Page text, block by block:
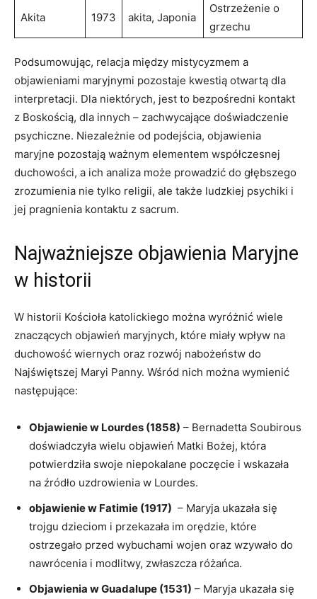
Akita 1973 akita, Japonia
Ostrzeżenie‍ o
⁤grzechu
Podsumowując,‌ relacja między mistycyzmem a
objawieniami maryjnymi⁢ pozostaje kwestią otwartą dla
interpretacji. ‍Dla niektórych,‌ jest to bezpośredni kontakt ​
z Boskością,‌ dla innych – zachwycające doświadczenie‌
psychiczne. Niezależnie od podejścia, objawienia ​
maryjne pozostają ważnym elementem współczesnej
duchowości, a ich analiza może prowadzić ‍do​ głębszego
zrozumienia nie tylko religii, ale także ludzkiej ⁢psychiki ‌i​
jej pragnienia kontaktu‍ z sacrum.
Najważniejsze objawienia Maryjne
w ⁢historii
W ⁣historii Kościoła katolickiego można wyróżnić⁢ wiele
znaczących objawień maryjnych,‍ które ⁢miały wpływ na
duchowość⁤ wiernych oraz rozwój nabożeństw do
Najświętszej Maryi Panny. Wśród nich‍ można ‌wymienić
następujące:
Objawienie w Lourdes (1858) – Bernadetta Soubirous
doświadczyła wielu objawień Matki‍ Bożej, która
potwierdziła swoje niepokalane poczęcie i⁣ wskazała
‌na źródło ⁢uzdrowienia‌ w Lourdes.
objawienie w Fatimie ‍(1917) ​ – ‍Maryja ukazała się
trojgu dzieciom i przekazała ‍im orędzie, które
ostrzegało przed wybuchami wojen oraz wzywało do
nawrócenia i modlitwy, zwłaszcza różańca.
Objawienia ​w Guadalupe (1531) – Maryja ukazała się